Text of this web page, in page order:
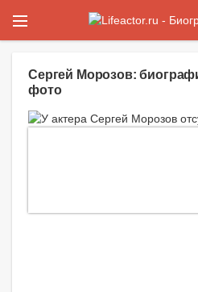
Сергей Морозов:
фото